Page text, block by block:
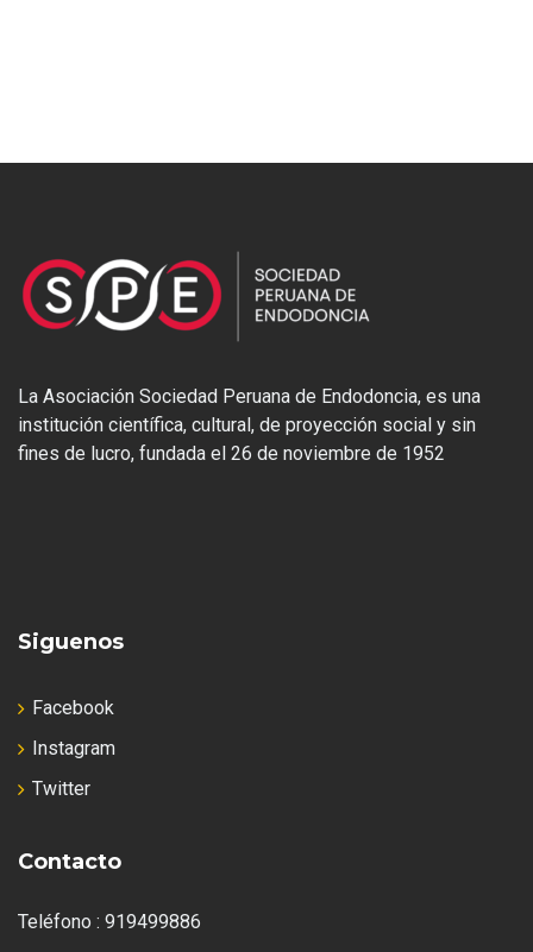
La Asociación Sociedad Peruana de Endodoncia, es una
institución científica, cultural, de proyección social y sin
fines de lucro, fundada el 26 de noviembre de 1952
Siguenos
Facebook
Instagram
Twitter
Contacto
Teléfono : 919499886